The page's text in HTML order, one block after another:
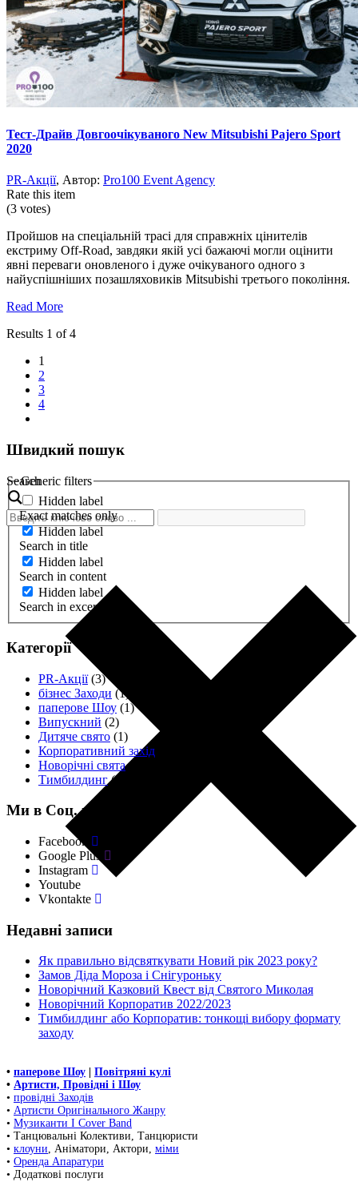
Тест-Драйв Довгоочікуваного New Mitsubishi Pajero Sport
2020
PR-Акції, Автор: Pro100 Event Agency
Rate this item
(3 votes)
Пройшов на спеціальній трасі для справжніх цінителів
екстриму Off-Road, завдяки якій усі бажаючі могли оцінити
явні переваги оновленого і дуже очікуваного одного з
найуспішніших позашляховиків Mitsubishi третього покоління.
Read More
Results 1 of 4
1
2
3
4
Швидкий пошук
Search
Generic filters
Hidden label
Exact matches only
Hidden label
Search in title
Hidden label
Search in content
Hidden label
Search in excerpt
Категорії
PR-Акції(3)
бізнес Заходи (1)
паперове Шоу (1)
Випускний (2)
Дитяче свято (1)
Корпоративний захід
Новорічні свята(4)
Тимбилдинг(18)
Ми в Соц. мережах
Facebook
Google Plus
Instagram
Youtube
Vkontakte
Недавні записи
Як правильно відсвяткувати Новий рік 2023 року?
Замов Діда Мороза і Снігуроньку
Новорічний Казковий Квест від Святого Миколая
Новорічний Корпоратив 2022/2023
Тимбилдинг або Корпоратив: тонкощі вибору формату
заходу
• паперове Шоу
Повітряні кулі
• Артисти, Провідні і Шоу
• провідні Заходів
• Артисти Оригінального Жанру
• Музиканти І Cover Band
• Танцювальні Колективи, Танцюристи
• клоуни, Аніматори, Актори, міми
• Оренда Апаратури
• Додаткові послуги